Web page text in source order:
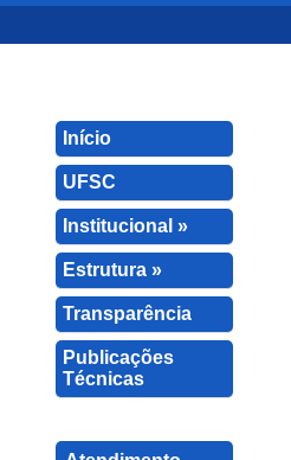
Início
UFSC
Institucional »
Estrutura »
Transparência
Publicações
Técnicas